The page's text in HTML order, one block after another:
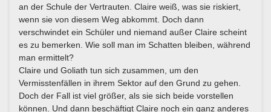
an der Schule der Vertrauten. Claire weiß, was sie riskiert,
wenn sie von diesem Weg abkommt. Doch dann
verschwindet ein Schüler und niemand außer Claire scheint
es zu bemerken. Wie soll man im Schatten bleiben, während
man ermittelt?
Claire und Goliath tun sich zusammen, um den
Vermisstenfällen in ihrem Sektor auf den Grund zu gehen.
Doch der Fall ist viel größer, als sie sich beide vorstellen
können. Und dann beschäftigt Claire noch ein ganz anderes